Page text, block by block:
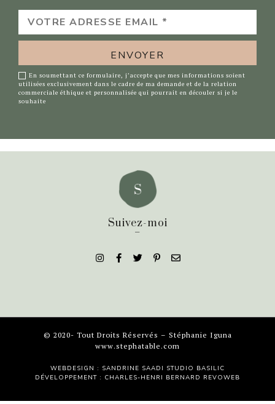
VOTRE
ADRESSE
EMAIL
*
En soumettant ce formulaire, j’accepte que mes informations soient
utilisées exclusivement dans le cadre de ma demande et de la relation
commerciale éthique et personnalisée qui pourrait en découler si je le
souhaite
Suivez-moi
_
© 2020- Tout Droits Réservés – Stéphanie Iguna
www.stephatable.com
WEBDESIGN : SANDRINE SAADI STUDIO BASILIC
DÉVELOPPEMENT : CHARLES-HENRI BERNARD REVOWEB